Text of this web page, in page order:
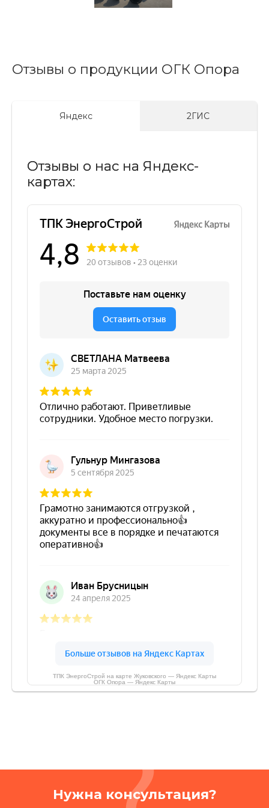
Отзывы о продукции ОГК Опора
Яндекс 2ГИС
Отзывы о нас на Яндекс-
картах:
ТПК ЭнергоСтрой на карте Жуковского — Яндекс Карты
ОГК Опора — Яндекс Карты
Нужна консультация?